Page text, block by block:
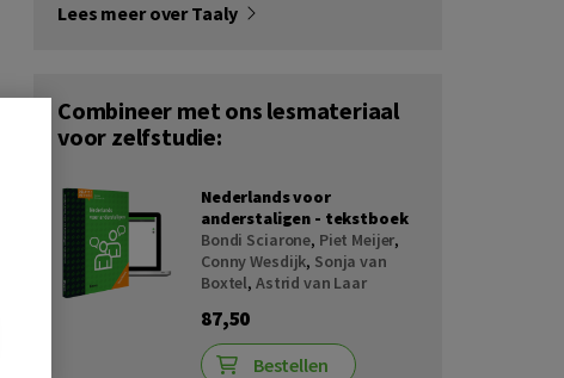
Lees meer over Taaly
Combineer met ons lesmateriaal
voor zelfstudie:
Nederlands voor
anderstaligen - tekstboek
Bondi Sciarone, Piet Meijer,
Conny Wesdijk, Sonja van
Boxtel, Astrid van Laar
87,50
Bestellen